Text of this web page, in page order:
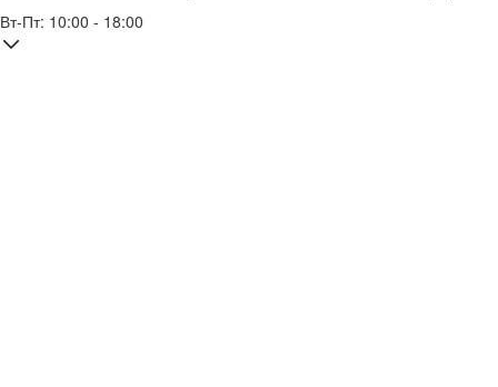
Вт-Пт: 10:00 - 18:00